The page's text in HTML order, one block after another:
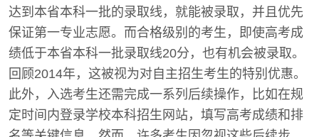
达到本省本科一批的录取线，就能被录取，并且优先
保证第一专业志愿。而合格级别的考生，即使高考成
绩低于本省本科一批录取线20分，也有机会被录取。
回顾2014年，这被视为对自主招生考生的特别优惠。
此外，入选考生还需完成一系列后续操作，比如在规
定时间内登录学校本科招生网站，填写高考成绩和排